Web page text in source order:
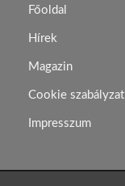
Főoldal
Hírek
Magazin
Cookie szabályzat
Impresszum